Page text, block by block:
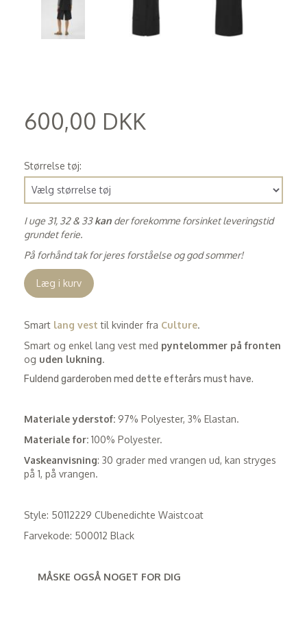
600,00 DKK
Størrelse tøj:
I uge 31, 32 & 33kan der forekomme forsinket leveringstid
grundet ferie.
På forhånd tak for jeres forståelse og god sommer!
Læg i kurv
Smart lang vest til kvinder fra Culture.
Smart og enkel lang vest med pyntelommer på fronten
og uden lukning.
Fuldend garderoben med dette efterårs must have.
Materiale yderstof: 97% Polyester, 3% Elastan.
Materiale for: 100% Polyester.
Vaskeanvisning: 30 grader med vrangen ud, kan stryges
på 1, på vrangen.
Style: 50112229 CUbenedichte Waistcoat
Farvekode: 500012 Black
MÅSKE OGSÅ NOGET FOR DIG